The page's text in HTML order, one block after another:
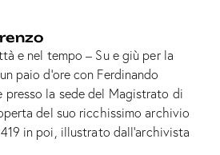
e nel tempo – Su e giù per la
paio d’ore con Ferdinando
presso la sede del Magistrato di
del suo ricchissimo archivio
in poi, illustrato dall’archivista